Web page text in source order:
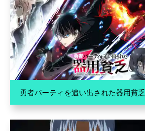
勇者パーティを追い出された器用貧乏